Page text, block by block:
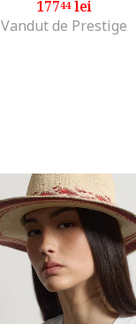
17744lei
Vandut de Prestige